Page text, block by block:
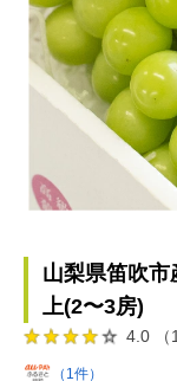
山梨県笛吹
上(2〜3房)
4.0 （
（1件）